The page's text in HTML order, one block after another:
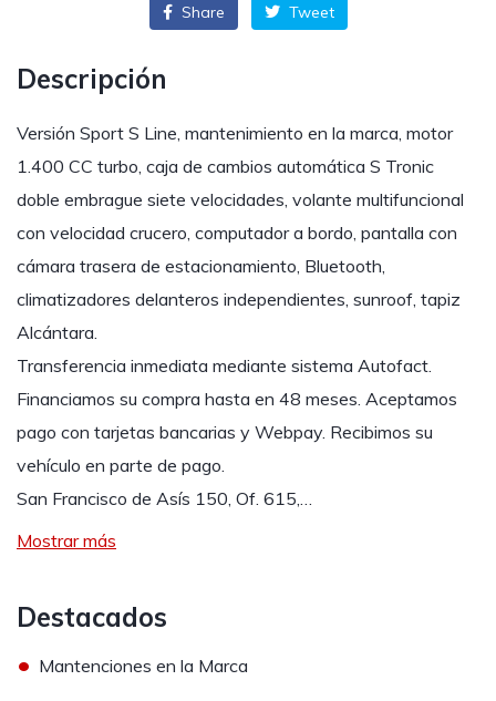
Share Tweet
Descripción
Versión Sport S Line, mantenimiento en la marca, motor
1.400 CC turbo, caja de cambios automática S Tronic
doble embrague siete velocidades, volante multifuncional
con velocidad crucero, computador a bordo, pantalla con
cámara trasera de estacionamiento, Bluetooth,
climatizadores delanteros independientes, sunroof, tapiz
Alcántara.
Transferencia inmediata mediante sistema Autofact.
Financiamos su compra hasta en 48 meses. Aceptamos
pago con tarjetas bancarias y Webpay. Recibimos su
vehículo en parte de pago.
San Francisco de Asís 150, Of. 615,…
Mostrar más
Destacados
• Mantenciones en la Marca